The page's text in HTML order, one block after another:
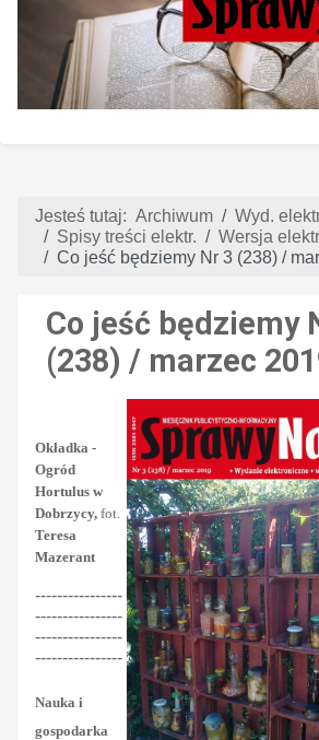
Jesteś tutaj: Archiwum
Wyd.
Spisy treści elektr.
Wersja
Co jeść będziemy Nr 3 (238) /
Co jeść będziemy
(238) / marzec
Okładka -
Ogród
Hortulus w
Dobrzycy, fot.
Teresa
Mazerant
----------------
----------------
----------------
----------------
Nauka i
gospodarka